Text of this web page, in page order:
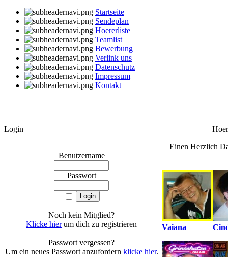
Startseite
Sendeplan
Hoererliste
Teamlist
Bewerbung
Verlink uns
Datenschutz
Impressum
Kontakt
Login
Benutzername
Passwort
Noch kein Mitglied?
Klicke hierum dich zu registrieren
Passwort vergessen?
Um ein neues Passwort anzufordern klicke hier.
Einen Herzlich
Vaiana